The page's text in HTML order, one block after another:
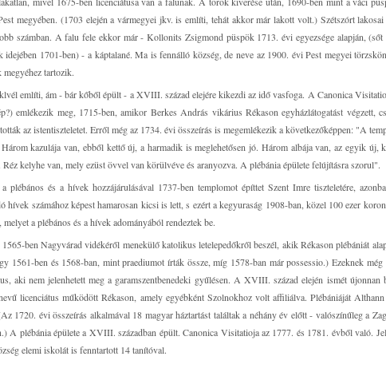
megyében. (1703 elején a vármegyei jkv. is említi, tehát akkor már lakott volt.) Szétszórt lakosai
számban. A falu fele ekkor már - Kollonits Zsigmond püspök 1713. évi egyezsége alapján, (sőt
1701-ben) - a káptalané. Ma is fennálló község, de neve az 1900. évi Pest megyei
tartozik.
említi, ám - bár kőből épült - a XVIII. század elejére kikezdi az idő vasfoga. A Canonica
emlékezik meg, 1715-ben, amikor Berkes András vikárius Rékason egyházlátogatást végzett,
az istentiszteletet. Erről még az 1734. évi összeírás is megemlékezik a következőképpen: "A
kazulája van, ebből kettő új, a harmadik is meglehetősen jó. Három albája van, az egyik új,
kelyhe van, mely ezüst övvel van körülvéve és aranyozva. A plébánia épülete felújításra szorul".
és a hívek hozzájárulásával 1737-ben templomot építtet Szent Imre tiszteletére,
hívek számához képest hamarosan kicsi is lett, s ezért a kegyuraság 1908-ban, közel 100 ezer
a plébános és a hívek adományából rendeztek be.
ben Nagyvárad vidékéről menekülő katolikus letelepedőkről beszél, akik Rékason plébániát
1561-ben és 1568-ban, mint praediumot írták össze, míg 1578-ban már possessio.) Ezeknek még
aki nem jelenhetett meg a garamszentbenedeki gyűlésen. A XVIII. század elején ismét újonnan
licenciátus működött Rékason, amely egyébként Szolnokhoz volt affiliálva. Plébániáját
1720. évi összeírás alkalmával 18 magyar háztartást találtak a néhány év előtt - valószínűleg a
A plébánia épülete a XVIII. században épült. Canonica Visitatioja az 1777. és 1781. évből való.
elemi iskolát is fenntartott 14 tanítóval.